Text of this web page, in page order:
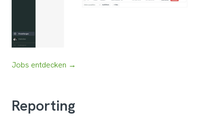
Jobs entdecken →
Reporting